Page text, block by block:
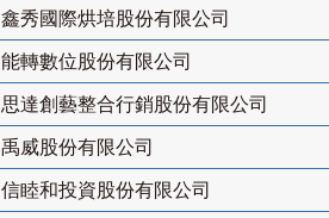
鑫秀國際烘培股份有限公司
能轉數位股份有限公司
思達創藝整合行銷股份有限公司
禹威股份有限公司
信睦和投資股份有限公司